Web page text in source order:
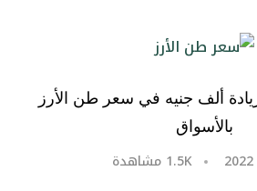
ألف جنيه في سعر طن الأرز
بالأسواق
1.5K مشاهدة